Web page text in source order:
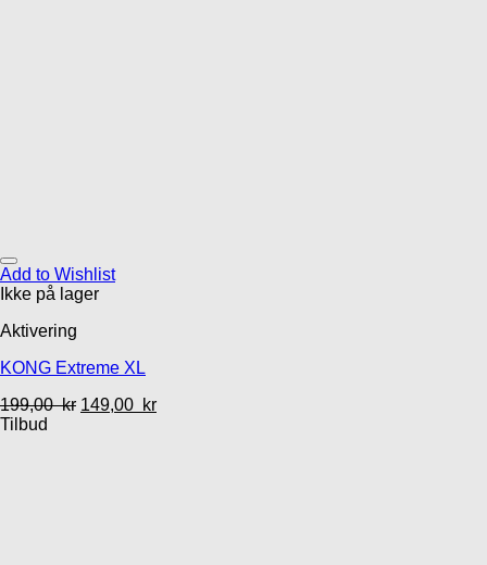
Add to Wishlist
Ikke på lager
Aktivering
KONG Extreme XL
199,00kr 149,00 kr
Tilbud